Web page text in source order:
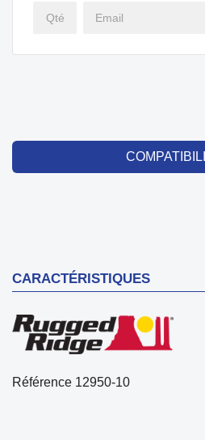
CARACTÉRISTIQUES
Référence 12950-10